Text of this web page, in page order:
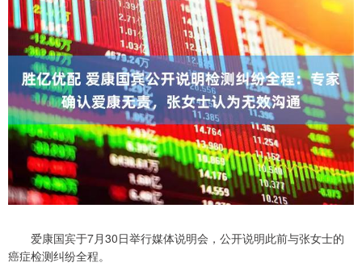
爱康国宾于7月30日举行媒体说明会，公开说明此前与张女士的
癌症检测纠纷全程。